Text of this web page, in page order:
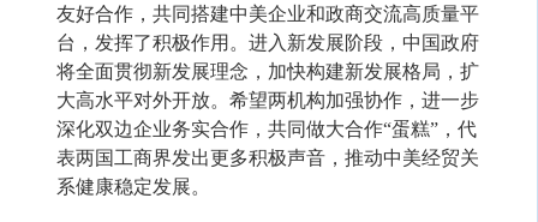
友好合作，共同搭建中美企业和政商交流高质量平
台，发挥了积极作用。进入新发展阶段，中国政府
将全面贯彻新发展理念，加快构建新发展格局，扩
大高水平对外开放。希望两机构加强协作，进一步
深化双边企业务实合作，共同做大合作“蛋糕”，代
表两国工商界发出更多积极声音，推动中美经贸关
系健康稳定发展。